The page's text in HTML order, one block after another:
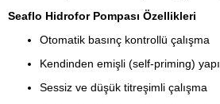
Seaflo Hidrofor Pompası Özellikleri
Otomatik basınç kontrollü çalışma
Kendinden emişli (self-priming) yapı
Sessiz ve düşük titreşimli çalışma